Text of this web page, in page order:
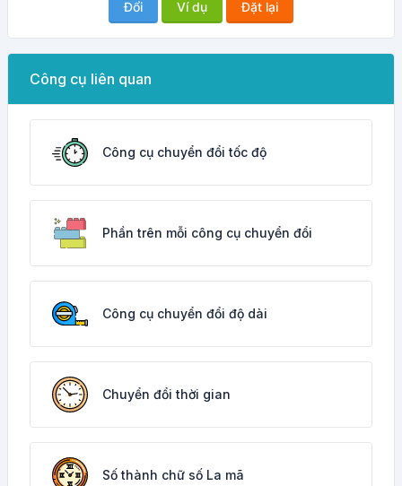
Đổi Ví dụ Đặt lại
Công cụ liên quan
Công cụ chuyển đổi tốc độ
Phần trên mỗi công cụ chuyển đổi
Công cụ chuyển đổi độ dài
Chuyển đổi thời gian
Số thành chữ số La mã